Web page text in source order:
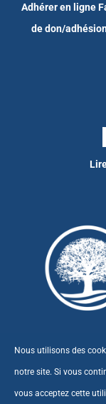
Adhérer en ligne
de don/
Nous utilisons des
notre site. Si vous
vous acceptez cette